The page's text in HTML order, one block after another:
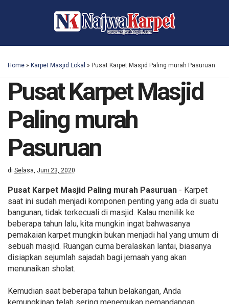
Home » Karpet Masjid Lokal » Pusat Karpet Masjid Paling murah Pasuruan
Pusat Karpet Masjid
Paling murah
Pasuruan
di Selasa, Juni 23, 2020
Pusat Karpet Masjid Paling murah Pasuruan - Karpet
saat ini sudah menjadi komponen penting yang ada di suatu
bangunan, tidak terkecuali di masjid. Kalau menilik ke
beberapa tahun lalu, kita mungkin ingat bahwasanya
pemakaian karpet mungkin bukan menjadi hal yang umum di
sebuah masjid. Ruangan cuma beralaskan lantai, biasanya
disiapkan sejumlah sajadah bagi jemaah yang akan
menunaikan sholat.
Kemudian saat beberapa tahun belakangan, Anda